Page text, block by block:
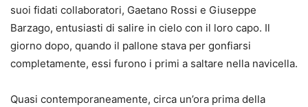
suoi fidati collaboratori, Gaetano Rossi e Giuseppe
Barzago, entusiasti di salire in cielo con il loro capo. Il
giorno dopo, quando il pallone stava per gonfiarsi
completamente, essi furono i primi a saltare nella navicella.
Quasi contemporaneamente, circa un’ora prima della